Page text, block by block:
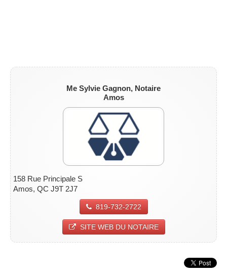
Me Sylvie Gagnon, Notaire
Amos
158 Rue Principale S
Amos, QC J9T 2J7
819-732-2722
SITE WEB DU NOTAIRE